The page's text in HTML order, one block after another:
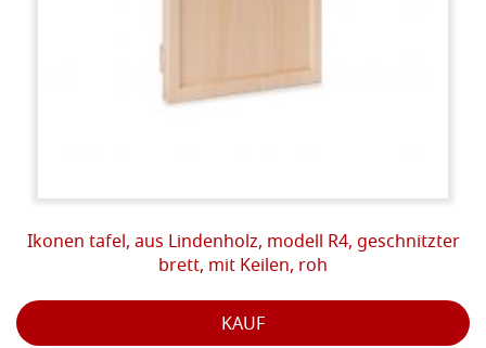
Ikonen tafel, aus Lindenholz, modell R4, geschnitzter
brett, mit Keilen, roh
KAUF